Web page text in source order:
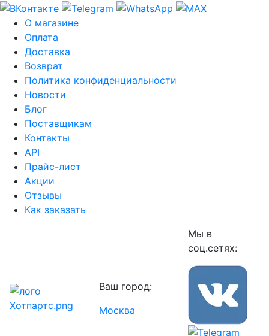
О магазине
Оплата
Доставка
Возврат
Политика конфиденциальности
Новости
Блог
Поставщикам
Контакты
API
Прайс-лист
Акции
Отзывы
Как заказать
Ваш город:
Москва
Мы в
соц.сетях: